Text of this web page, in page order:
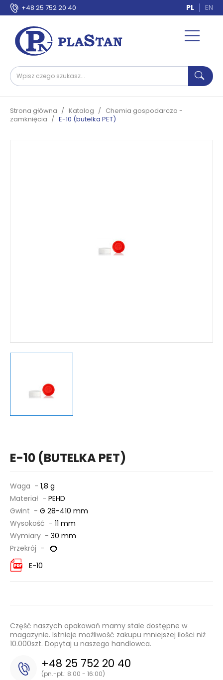
+48 25 752 20 40 PL EN
Strona główna Katalog
Chemia gospodarcza -
zamknięcia
E-10 (butelka PET)
E-10 (BUTELKA PET)
Waga - 1,8 g
Materiał - PEHD
Gwint - G 28-410 mm
Wysokość - 11 mm
Wymiary - 30 mm
Przekrój -
E-10
Część naszych opakowań mamy stale dostępne w
magazynie. Istnieje możliwość zakupu mniejszej ilości niż
10.000szt. Dopytaj u naszego handlowca.
+48 25 752 20 40
(pn.-pt.: 8:00 - 16:00)